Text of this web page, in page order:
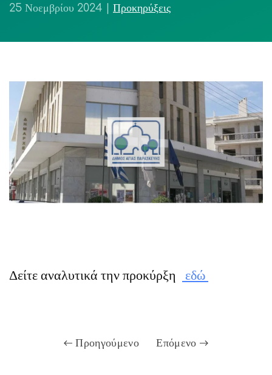
25 Νοεμβρίου 2024 Προκηρύξεις
Δείτε αναλυτικά την προκύρξη εδώ
Προηγούμενο Επόμενο